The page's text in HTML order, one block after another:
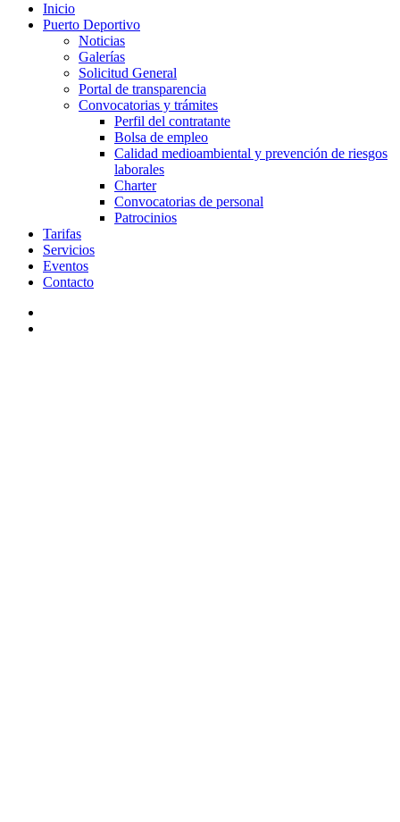
Inicio
Puerto Deportivo
Noticias
Galerías
Solicitud General
Portal de transparencia
Convocatorias y trámites
Perfil del contratante
Bolsa de empleo
Calidad medioambiental y prevención de riesgos
laborales
Charter
Convocatorias de personal
Patrocinios
Tarifas
Servicios
Eventos
Contacto